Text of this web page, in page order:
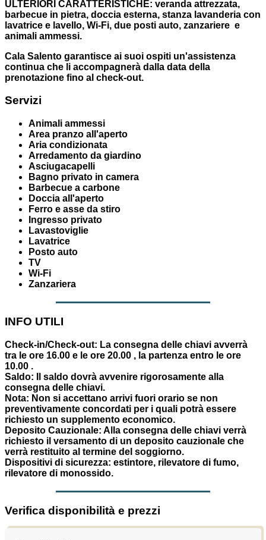
ULTERIORI CARATTERISTICHE: veranda attrezzata,
barbecue in pietra, doccia esterna, stanza lavanderia con
lavatrice e lavello, Wi-Fi, due posti auto, zanzariere e
animali ammessi.
Cala Salento garantisce ai suoi ospiti un'assistenza
continua che li accompagnerà dalla data della
prenotazione fino al check-out.
Servizi
Animali ammessi
Area pranzo all'aperto
Aria condizionata
Arredamento da giardino
Asciugacapelli
Bagno privato in camera
Barbecue a carbone
Doccia all'aperto
Ferro e asse da stiro
Ingresso privato
Lavastoviglie
Lavatrice
Posto auto
TV
Wi-Fi
Zanzariera
INFO UTILI
Check-in/Check-out: La consegna delle chiavi avverrà
tra le ore 16.00 e le ore 20.00 , la partenza entro le ore
10.00 .
Saldo: Il saldo dovrà avvenire rigorosamente alla
consegna delle chiavi.
Nota: Non si accettano arrivi fuori orario se non
preventivamente concordati per i quali potrà essere
richiesto un supplemento economico.
Deposito Cauzionale: Alla consegna delle chiavi verrà
richiesto il versamento di un deposito cauzionale che
verrà restituito al termine del soggiorno.
Dispositivi di sicurezza: estintore, rilevatore di fumo,
rilevatore di monossido.
Verifica disponibilità e prezzi